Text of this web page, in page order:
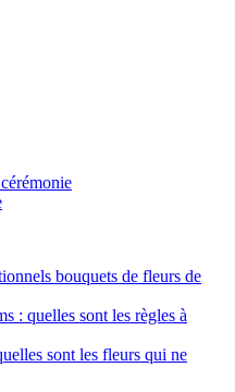
bouquets de fleurs de
: quelles sont les règles à
sont les fleurs qui ne